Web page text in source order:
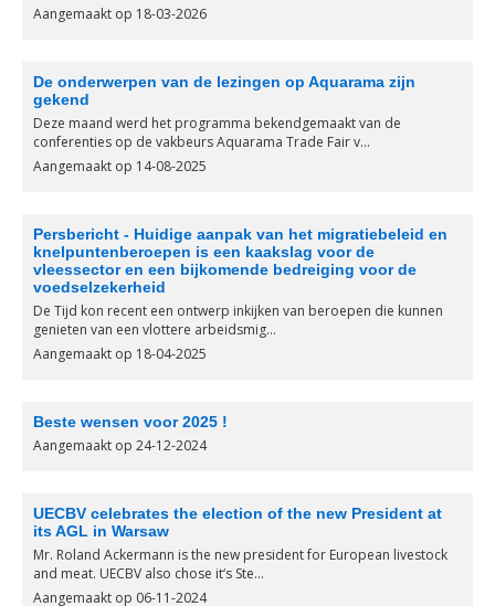
Aangemaakt op 18-03-2026
De onderwerpen van de lezingen op Aquarama zijn
gekend
Deze maand werd het programma bekendgemaakt van de
conferenties op de vakbeurs Aquarama Trade Fair v...
Aangemaakt op 14-08-2025
Persbericht - Huidige aanpak van het migratiebeleid en
knelpuntenberoepen is een kaakslag voor de
vleessector en een bijkomende bedreiging voor de
voedselzekerheid
De Tijd kon recent een ontwerp inkijken van beroepen die kunnen
genieten van een vlottere arbeidsmig...
Aangemaakt op 18-04-2025
Beste wensen voor 2025 !
Aangemaakt op 24-12-2024
UECBV celebrates the election of the new President at
its AGL in Warsaw
Mr. Roland Ackermann is the new president for European livestock
and meat. UECBV also chose it‘s Ste...
Aangemaakt op 06-11-2024